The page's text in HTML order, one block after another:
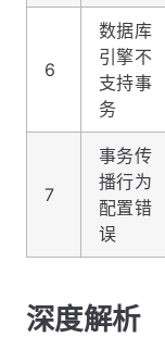
6
数据库
引擎不
支持事
务
7
事务传
播行为
配置错
误
深度解析